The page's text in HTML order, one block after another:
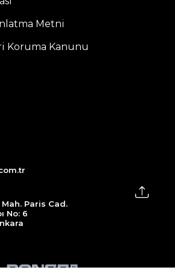
Metni
Koruma Kanunu
Paris Cad.
No: 6